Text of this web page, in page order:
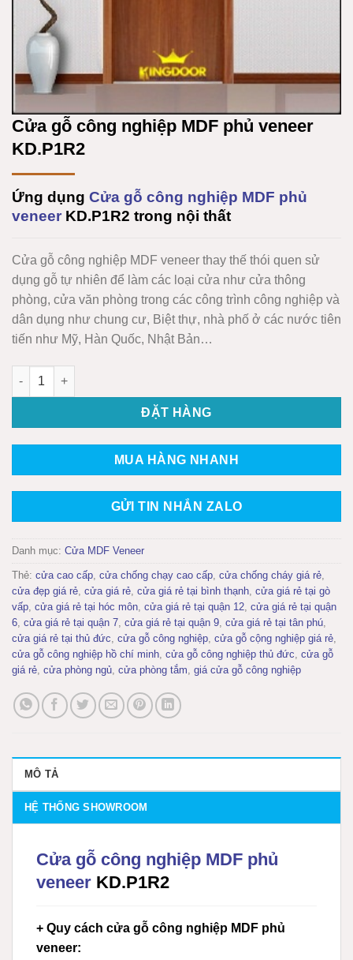
Cửa gỗ công nghiệp MDF phủ veneer
KD.P1R2
Ứng dụng Cửa gỗ công nghiệp MDF phủ
veneer KD.P1R2 trong nội thất
Cửa gỗ công nghiệp MDF veneer thay thế thói quen sử
dụng gỗ tự nhiên để làm các loại cửa như cửa thông
phòng, cửa văn phòng trong các công trình công nghiệp và
dân dụng như chung cư, Biệt thự, nhà phố ở các nước tiên
tiến như Mỹ, Hàn Quốc, Nhật Bản…
Cửa gỗ công nghiệp MDF phủ veneer KD.P1R2 số lượng
ĐẶT HÀNG
MUA HÀNG NHANH
GỬI TIN NHẮN ZALO
Danh mục: Cửa MDF Veneer
Thẻ: cửa cao cấp cửa chống chạy cao cấp cửa chống cháy giá rẻ
cửa đẹp giá rẻ cửa giá rẻ cửa giá rẻ tại bình thạnh cửa giá rẻ tại gò
vấp cửa giá rẻ tại hóc môn cửa giá rẻ tại quận 12 cửa giá rẻ tại quận
6 cửa giá rẻ tại quận 7 cửa giá rẻ tại quận 9 cửa giá rẻ tại tân phú
cửa giá rẻ tại thủ đức cửa gỗ công nghiệp cửa gỗ cộng nghiệp giá rẻ
cửa gỗ công nghiệp hồ chí minh cửa gỗ công nghiệp thủ đức cửa gỗ
giá rẻ cửa phòng ngủ cửa phòng tắm giá cửa gỗ công nghiệp
MÔ TẢ
HỆ THỐNG SHOWROOM
Cửa gỗ công nghiệp MDF phủ
veneer KD.P1R2
+ Quy cách cửa gỗ công nghiệp MDF phủ
veneer: